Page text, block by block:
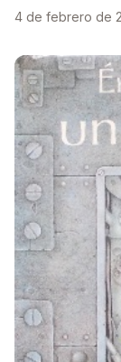
4 de febrero de